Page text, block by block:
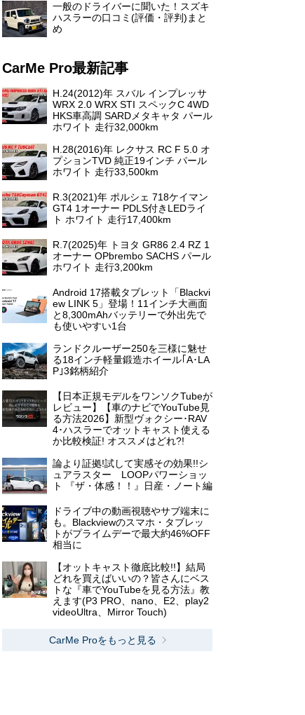
一般のドライバーに聞いた！スズキ
ハスラーの口コミ(評価・評判)まと
め
CarMe Pro最新記事
H.24(2012)年 スバル インプレッサ
WRX 2.0 WRX STI スペックC 4WD
HKS車高調 SARDメタキャタ パール
ホワイト 走行32,000km
H.28(2016)年 レクサス RC F 5.0 オ
プションTVD 純正19インチ パール
ホワイト 走行33,500km
R.3(2021)年 ポルシェ 718ケイマン
GT4 1オーナー PDLS付きLEDライ
ト ホワイト 走行17,400km
R.7(2025)年 トヨタ GR86 2.4 RZ 1
オーナー OPbrembo SACHS パール
ホワイト 走行3,200km
Android 17搭載タブレット「Blackvi
ew LINK 5」登場！11インチ大画面
と8,300mAhバッテリーで外出先で
も使いやすい1台
ランドクルーザー250を三様に魅せ
る18インチ軽量鍛造ホイール｢A･LA
P｣3銘柄紹介
【日本正規モデルをワンソクTubeが
レビュー】【車のナビでYouTube見
る方法2026】新型ヴォクシー･RAV
4･ハスラーでオットキャスト使える
か比較検証! オススメはどれ?!
論より証拠!試して実感その効果!!シ
ュアラスター LOOPパワーショッ
ト 『ザ・体感！！』日産・ノート編
ドライブ中の動画視聴やサブ端末に
も。Blackviewのスマホ・タブレッ
トがプライムデーで最大約46%OFF
相当に
【オットキャスト徹底比較!!】結局
どれを買えばいいの？皆さんにベス
トな『車でYouTubeを見る方法』教
えます(P3 PRO、nano、E2、play2
videoUltra、Mirror Touch)
CarMe Proをもっと見る